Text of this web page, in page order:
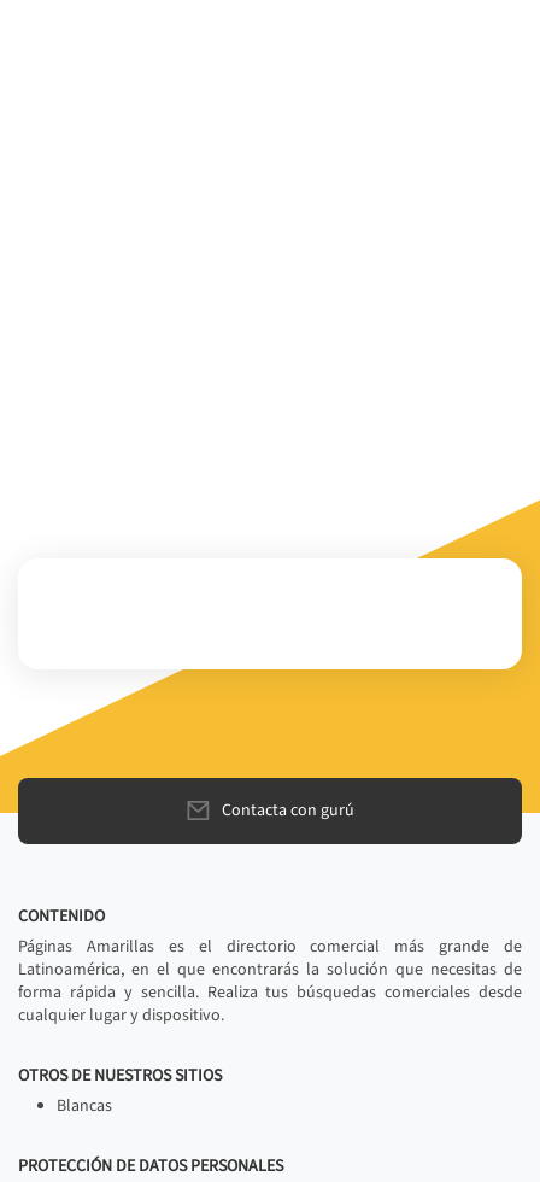
Contacta con gurú
CONTENIDO
Páginas Amarillas es el directorio comercial más grande de
Latinoamérica, en el que encontrarás la solución que necesitas de
forma rápida y sencilla. Realiza tus búsquedas comerciales desde
cualquier lugar y dispositivo.
OTROS DE NUESTROS SITIOS
Blancas
PROTECCIÓN DE DATOS PERSONALES